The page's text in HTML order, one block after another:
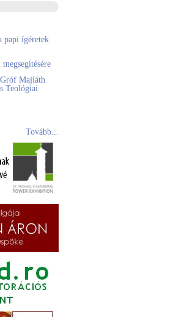
papi ígéretek
Gróf Majláth
Teológiai
Tovább...